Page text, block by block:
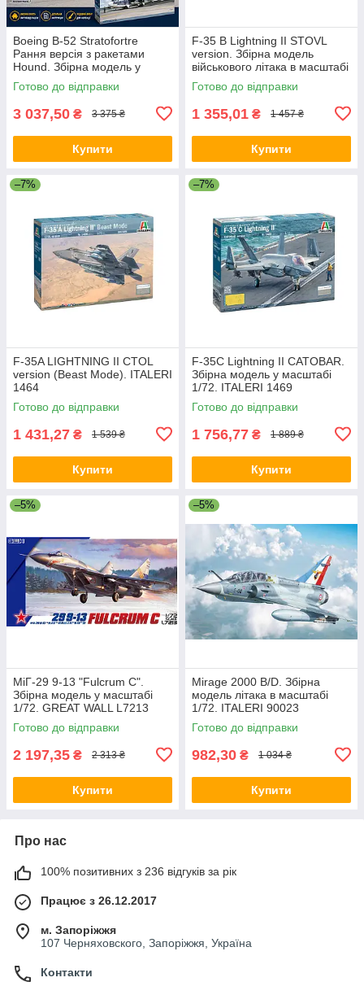
Boeing B-52 Stratofortre
Рання версія з ракетами
Hound. Збірна модель у
масштабі 1/72. ITALERI 1451
Готово до відправки
3 037,50 ₴ 3 375 ₴
Купити
F-35 B Lightning II STOVL
version. Збірна модель
військового літака в масштабі
1/72. ITALERI 1425
Готово до відправки
1 355,01 ₴ 1 457 ₴
Купити
–7%
F-35A LIGHTNING II CTOL
version (Beast Mode). ITALERI
1464
Готово до відправки
1 431,27 ₴ 1 539 ₴
Купити
–7%
F-35C Lightning II CATOBAR.
Збірна модель у масштабі
1/72. ITALERI 1469
Готово до відправки
1 756,77 ₴ 1 889 ₴
Купити
–5%
МіГ-29 9-13 "Fulcrum C".
Збірна модель у масштабі
1/72. GREAT WALL L7213
Готово до відправки
2 197,35 ₴ 2 313 ₴
Купити
–5%
Mirage 2000 B/D. Збірна
модель літака в масштабі
1/72. ITALERI 90023
Готово до відправки
982,30 ₴ 1 034 ₴
Купити
Про нас
100% позитивних з 236 відгуків за рік
Працює з 26.12.2017
м. Запоріжжя
107 Черняховского, Запоріжжя, Україна
Контакти